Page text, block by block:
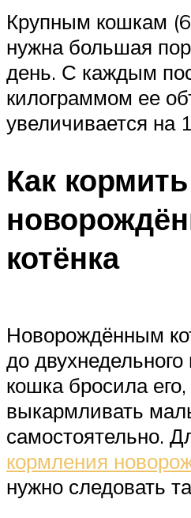
Крупным кошкам
нужна большая
день. С каждым
килограммом ее
увеличивается на
Как кормить
котёнка
Новорождённым
до
кошка бросила
выкармливать
самостоятельно.
кормления
нужно следовать